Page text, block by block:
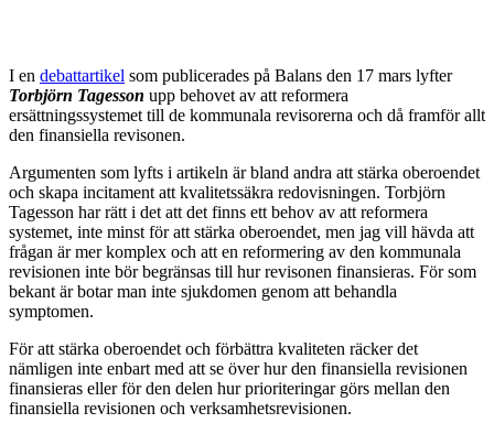
I en debattartikel som publicerades på Balans den 17 mars lyfter
Torbjörn Tagesson upp behovet av att reformera
ersättningssystemet till de kommunala revisorerna och då framför allt
den finansiella revisonen.
Argumenten som lyfts i artikeln är bland andra att stärka oberoendet
och skapa incitament att kvalitetssäkra redovisningen. Torbjörn
Tagesson har rätt i det att det finns ett behov av att reformera
systemet, inte minst för att stärka oberoendet, men jag vill hävda att
frågan är mer komplex och att en reformering av den kommunala
revisionen inte bör begränsas till hur revisonen finansieras. För som
bekant är botar man inte sjukdomen genom att behandla
symptomen.
För att stärka oberoendet och förbättra kvaliteten räcker det
nämligen inte enbart med att se över hur den finansiella revisionen
finansieras eller för den delen hur prioriteringar görs mellan den
finansiella revisionen och verksamhetsrevisionen.